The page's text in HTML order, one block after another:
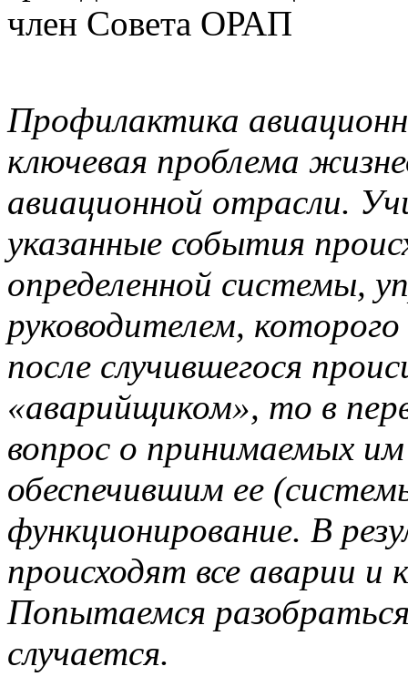
член Совета ОРАП
Профилактика
ключевая проблема
авиационной отрасли.
указанные события
определенной системы,
руководителем,
после случившегося
«аварийщиком», то в
вопрос о принимаемых
обеспечившим ее
функционирование. В
происходят все аварии
Попытаемся
случается.